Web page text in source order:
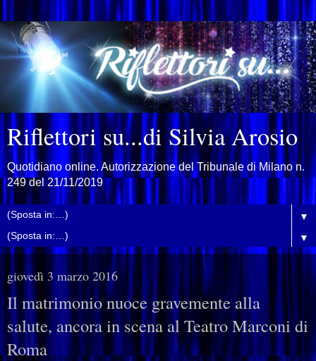
Riflettori su...di Silvia Arosio
Quotidiano online. Autorizzazione del Tribunale di Milano n.
249 del 21/11/2019
▼
▼
giovedì 3 marzo 2016
Il matrimonio nuoce gravemente alla
salute, ancora in scena al Teatro Marconi di
Roma